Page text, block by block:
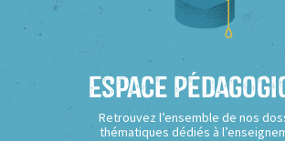
Espace
Retrouvez l’ensemble de nos
thématiques dédiés à